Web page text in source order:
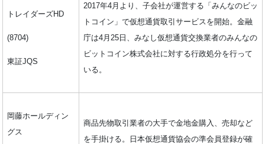
トレイダーズHD
(8704)
東証JQS
2017年4月より、子会社が運営する「みんなのビッ
トコイン」で仮想通貨取引サービスを開始。金融
庁は4月25日、みなし仮想通貨交換業者のみんなの
ビットコイン株式会社に対する行政処分を行って
いる。
岡藤ホールディン
グス
商品先物取引業者の大手で金地金購入、売却など
を手掛ける。日本仮想通貨協会の準会員登録が確